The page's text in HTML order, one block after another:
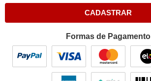
CADASTRAR
Formas de Pagamento